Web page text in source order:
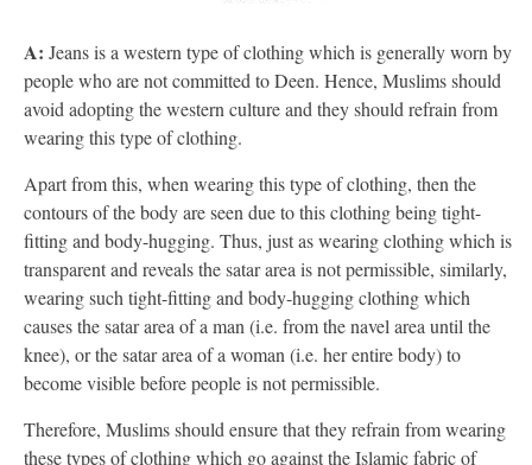
A: Jeans is a western type of clothing which is generally worn by
people who are not committed to Deen. Hence, Muslims should
avoid adopting the western culture and they should refrain from
wearing this type of clothing.
Apart from this, when wearing this type of clothing, then the
contours of the body are seen due to this clothing being tight-
fitting and body-hugging. Thus, just as wearing clothing which is
transparent and reveals the satar area is not permissible, similarly,
wearing such tight-fitting and body-hugging clothing which
causes the satar area of a man (i.e. from the navel area until the
knee), or the satar area of a woman (i.e. her entire body) to
become visible before people is not permissible.
Therefore, Muslims should ensure that they refrain from wearing
these types of clothing which go against the Islamic fabric of